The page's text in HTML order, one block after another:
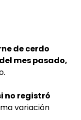
de cerdo
mes pasado,
no registró
variación